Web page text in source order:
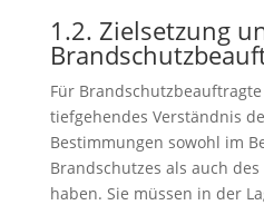
1.2. Zielsetzung
Für
tiefgehendes Verständnis
Bestimmungen sowohl im
Brandschutzes als auch
haben. Sie müssen in der